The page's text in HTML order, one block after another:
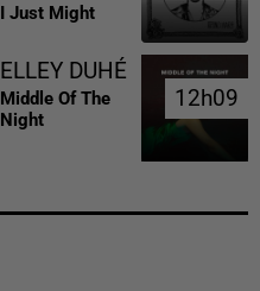
I Just Might
ELLEY DUHÉ
Middle Of The
Night
12h09
12h09